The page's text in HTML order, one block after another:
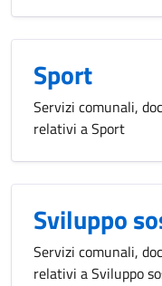
Sport
Servizi comunali,
relativi a Sport
Sviluppo
Servizi comunali,
relativi a Sviluppo